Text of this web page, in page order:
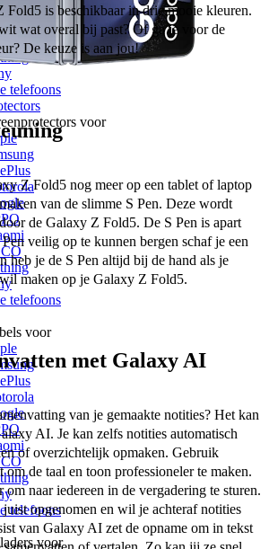
telefoons
voor
telefoons
voor
telefoons
voor
Fold5 is beschikbaar in drie mooie kleuren.
wat overal bij past? Of ga je voor de
De keuze is aan jou!
Z Fold5 nog meer op een tablet of laptop
van de slimme S Pen. Deze wordt
de Galaxy Z Fold5. De S Pen is apart
veilig op te kunnen bergen schaf je een
heb je de S Pen altijd bij de hand als je
maken op je Galaxy Z Fold5.
met Galaxy AI
van je gemaakte notities? Het kan
AI. Je kan zelfs notities automatisch
of overzichtelijk opmaken. Gebruik
om de taal en toon professioneler te maken.
naar iedereen in de vergadering te sturen.
opgenomen en wil je achteraf notities
van Galaxy AI zet de opname om in tekst